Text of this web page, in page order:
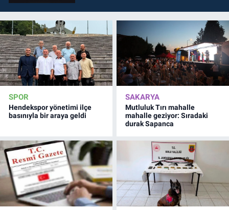
SPOR
Hendekspor yönetimi ilçe
basınıyla bir araya geldi
SAKARYA
Mutluluk Tırı mahalle
mahalle geziyor: Sıradaki
durak Sapanca